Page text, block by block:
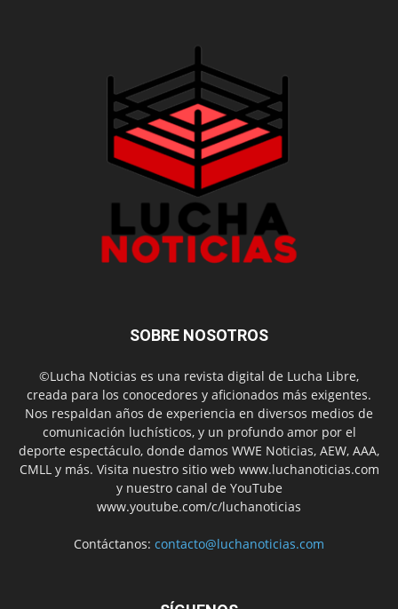
SOBRE NOSOTROS
©Lucha Noticias es una revista digital de Lucha Libre,
creada para los conocedores y aficionados más exigentes.
Nos respaldan años de experiencia en diversos medios de
comunicación luchísticos, y un profundo amor por el
deporte espectáculo, donde damos WWE Noticias, AEW, AAA,
CMLL y más. Visita nuestro sitio web www.luchanoticias.com
y nuestro canal de YouTube
www.youtube.com/c/luchanoticias
Contáctanos: contacto@luchanoticias.com